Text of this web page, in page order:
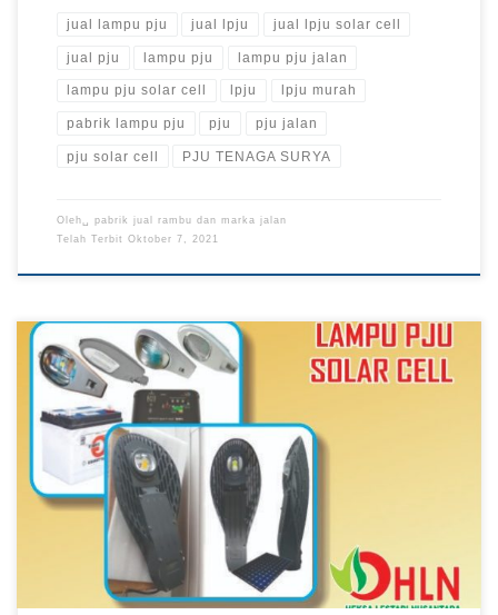
jual lampu pju jual lpju jual lpju solar cell
jual pju lampu pju lampu pju jalan
lampu pju solar cell lpju lpju murah
pabrik lampu pju pju pju jalan
pju solar cell PJU TENAGA SURYA
Oleh␣ pabrik jual rambu dan marka jalan
Telah Terbit Oktober 7, 2021